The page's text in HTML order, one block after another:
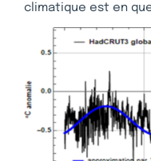
climatique est en